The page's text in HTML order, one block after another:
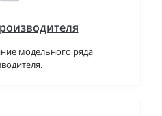
модельного ряда